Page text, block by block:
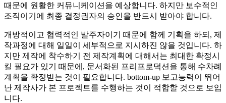
때문에 원활한 커뮤니케이션을 예상합니다. 하지만 보수적인
조직이기에 최종 결정권자의 승인을 반드시 받아야 합니다.
개방적이고 협력적인 발주자이기 때문에 함께 기획을 하되, 제
작과정에 대해 일일이 세부적으로 지시하진 않을 것입니다. 하
지만 제작에 착수하기 전 제작계획에 대해서는 최대한 확정시
킬 필요가 있기 때문에, 문서화된 프리프로덕션을 통해 수차례
계획을 확정받는 것이 필요합니다. bottom-up 보고능력이 뛰어
난 제작사가 본 프로젝트를 수행하는 것이 적합할 것으로 보입
니다.